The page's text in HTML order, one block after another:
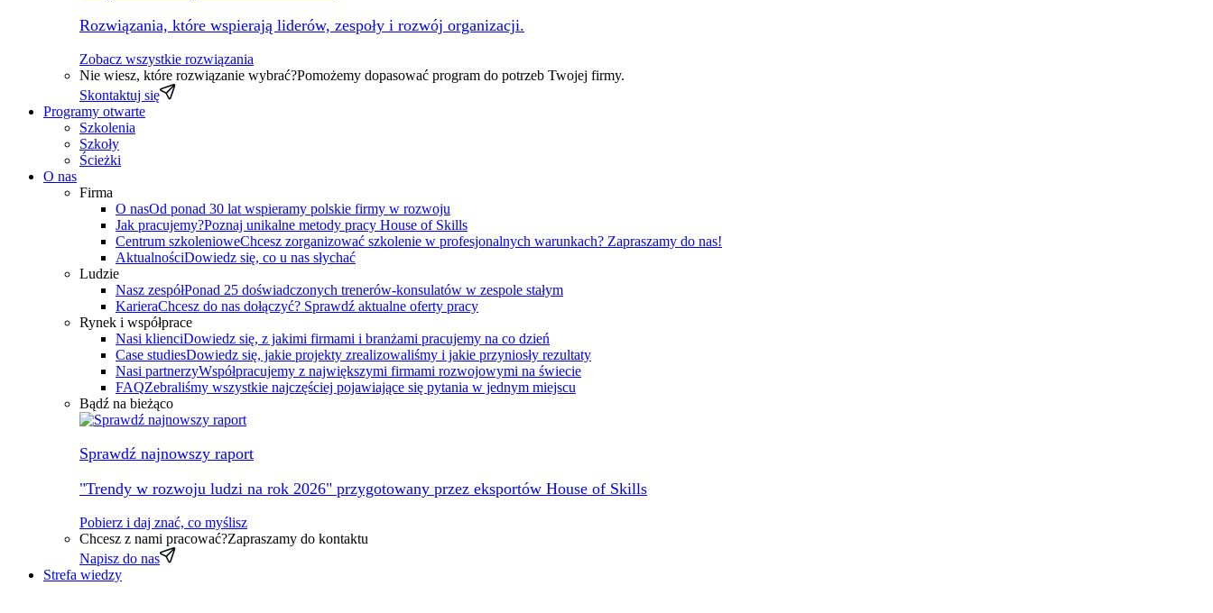
Rozwiązania, które wspierają liderów, zespoły i rozwój organizacji.
Zobacz wszystkie rozwiązania
Nie wiesz, które rozwiązanie wybrać?Pomożemy dopasować program do potrzeb Twojej firmy.
Skontaktuj się
Programy otwarte
Szkolenia
Szkoły
Ścieżki
O nas
Firma
O nasOd ponad 30 lat wspieramy polskie firmy w rozwoju
Jak pracujemy?Poznaj unikalne metody pracy House of Skills
Centrum szkolenioweChcesz zorganizować szkolenie w profesjonalnych warunkach? Zapraszamy do nas!
AktualnościDowiedz się, co u nas słychać
Ludzie
Nasz zespółPonad 25 doświadczonych trenerów-konsulatów w zespole stałym
KarieraChcesz do nas dołączyć? Sprawdź aktualne oferty pracy
Rynek i współprace
Nasi klienciDowiedz się, z jakimi firmami i branżami pracujemy na co dzień
Case studiesDowiedz się, jakie projekty zrealizowaliśmy i jakie przyniosły rezultaty
Nasi partnerzyWspółpracujemy z największymi firmami rozwojowymi na świecie
FAQZebraliśmy wszystkie najczęściej pojawiające się pytania w jednym miejscu
Bądź na bieżąco
Sprawdź najnowszy raport
"Trendy w rozwoju ludzi na rok 2026" przygotowany przez eksportów House of Skills
Pobierz i daj znać, co myślisz
Chcesz z nami pracować?Zapraszamy do kontaktu
Napisz do nas
Strefa wiedzy